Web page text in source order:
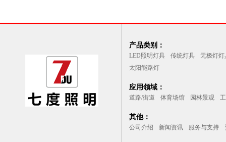
产品类别：
LED照明灯具 传统灯具
无极灯灯
太阳能路灯
应用领域：
道路/街道 体育场馆 园林景观
其他：
公司介绍 新闻资讯 服务与支持